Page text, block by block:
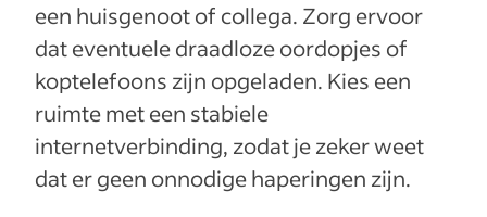
een huisgenoot of collega. Zorg ervoor
dat eventuele draadloze oordopjes of
koptelefoons zijn opgeladen. Kies een
ruimte met een stabiele
internetverbinding, zodat je zeker weet
dat er geen onnodige haperingen zijn.